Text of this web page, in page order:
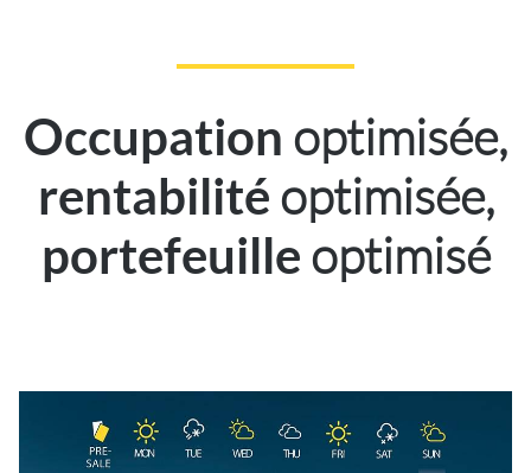
Occupation optimisée,
rentabilité optimisée,
portefeuille optimisé